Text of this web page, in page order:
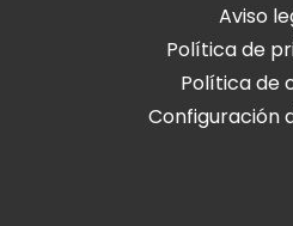
Aviso
Política de
Política de
Configuración